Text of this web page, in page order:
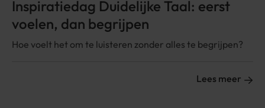
Inspiratiedag Duidelijke Taal: eerst
voelen, dan begrijpen
Hoe voelt het om te luisteren zonder alles te begrijpen?
Lees meer